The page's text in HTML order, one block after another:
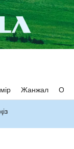
Жанжал